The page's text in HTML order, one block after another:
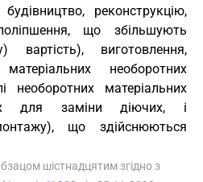
реконструкцію,
що збільшують
вартість), виготовлення,
необоротних
необоротних матеріальних
для заміни діючих, і
що здійснюються
шістнадцятим згідно з